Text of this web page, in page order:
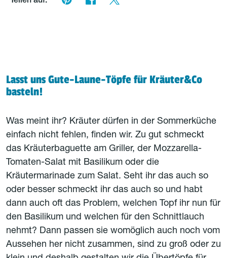
Lasst uns Gute-Laune-Töpfe für Kräuter&Co
basteln!
Was meint ihr? Kräuter dürfen in der Sommerküche
einfach nicht fehlen, finden wir. Zu gut schmeckt
das Kräuterbaguette am Griller, der Mozzarella-
Tomaten-Salat mit Basilikum oder die
Kräutermarinade zum Salat. Seht ihr das auch so
oder besser schmeckt ihr das auch so und habt
dann auch oft das Problem, welchen Topf ihr nun für
den Basilikum und welchen für den Schnittlauch
nehmt? Dann passen sie womöglich auch noch vom
Aussehen her nicht zusammen, sind zu groß oder zu